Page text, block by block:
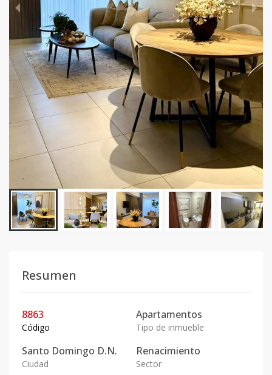
Resumen
8863
Código
Apartamentos
Tipo de inmueble
Santo Domingo D.N.
Ciudad
Renacimiento
Sector